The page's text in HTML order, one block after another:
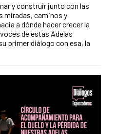
y construir junto con las
miradas, caminos y
a dónde hacer crecer la
de estas Adelas
primer diálogo con esa, la